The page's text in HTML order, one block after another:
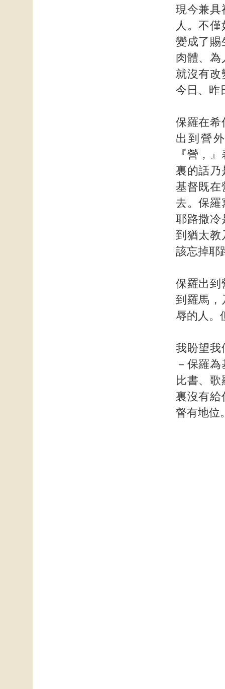
現今兼具
人。不
變成了賜
肉體、為
就沒有改
今日、昨
保羅在希
出到營
『營，
裏的話乃
基督既在
去。保羅
耶路撒冷
到猶太教
該忘掉耶
保羅出到
到羅馬，
辱的人。
我盼望我
－保羅
比書、
裏沒有給
督有地位